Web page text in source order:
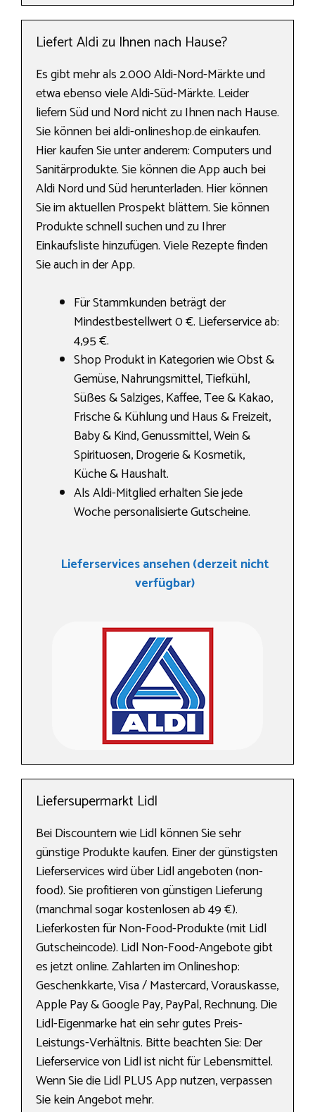
Liefert Aldi zu Ihnen nach Hause?
Es gibt mehr als 2.000 Aldi-Nord-Märkte und
etwa ebenso viele Aldi-Süd-Märkte. Leider
liefern Süd und Nord nicht zu Ihnen nach Hause.
Sie können bei aldi-onlineshop.de einkaufen.
Hier kaufen Sie unter anderem: Computers und
Sanitärprodukte. Sie können die App auch bei
Aldi Nord und Süd herunterladen. Hier können
Sie im aktuellen Prospekt blättern. Sie können
Produkte schnell suchen und zu Ihrer
Einkaufsliste hinzufügen. Viele Rezepte finden
Sie auch in der App.
Für Stammkunden beträgt der
Mindestbestellwert 0 €. Lieferservice ab:
4,95 €.
Shop Produkt in Kategorien wie Obst &
Gemüse, Nahrungs­mittel, Tiefkühl,
Süßes & Salziges, Kaffee, Tee & Kakao,
Frische & Kühlung und Haus & Freizeit,
Baby & Kind, Genussmittel, Wein &
Spirituosen, Drogerie & Kosmetik,
Küche & Haushalt.
Als Aldi-Mitglied erhalten Sie jede
Woche personalisierte Gutscheine.
Lieferservices ansehen (derzeit nicht
verfügbar)
Liefersupermarkt Lidl
Bei Discountern wie Lidl können Sie sehr
günstige Produkte kaufen. Einer der günstigsten
Lieferservices wird über Lidl angeboten (non-
food). Sie profitieren von günstigen Lieferung
(manchmal sogar kostenlosen ab 49 €).
Lieferkosten für Non-Food-Produkte (mit Lidl
Gutscheincode). Lidl Non-Food-Angebote gibt
es jetzt online. Zahlarten im Onlineshop:
Geschenkkarte, Visa / Mastercard, Vorauskasse,
Apple Pay & Google Pay, PayPal, Rechnung. Die
Lidl-Eigenmarke hat ein sehr gutes Preis-
Leistungs-Verhältnis. Bitte beachten Sie: Der
Lieferservice von Lidl ist nicht für Lebensmittel.
Wenn Sie die Lidl PLUS App nutzen, verpassen
Sie kein Angebot mehr.